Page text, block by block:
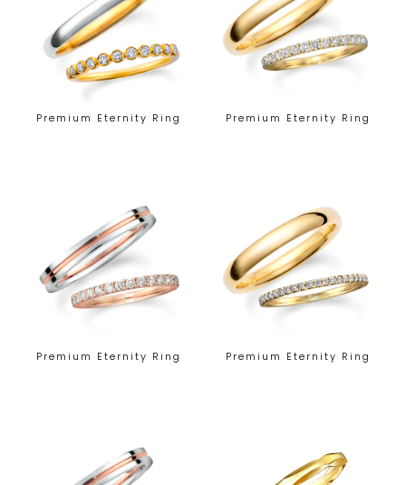
Premium Eternity Ring Premium Eternity Ring
Premium Eternity Ring Premium Eternity Ring